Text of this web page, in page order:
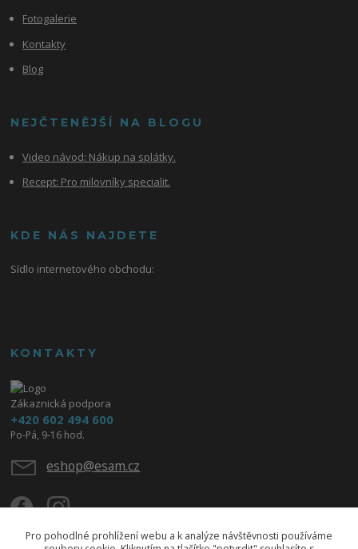
Fotogalerie
Kontakty
Blog
NEJČTENĚJŠÍ NA BLOGU
Video návod: Nákup na splátky.
Recept: Pro milovníky specialit.
KDE NÁS NAJDETE
Sídlo internetového obchodu:
KONTAKTY
Zákaznická podpora
+420 602 494 600
Po-Pá, 9-16 hod.
eshop@esam.cz
Pro pohodlné prohlížení webu a k analýze návštěvnosti používáme